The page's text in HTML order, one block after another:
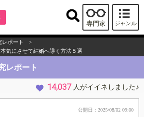
ジャンル
専門家
レポート
>
気にさせて結婚へ導く方法５選
レポート
14,037 人がイイネしました♪
公開日：2025/08/02 09:00